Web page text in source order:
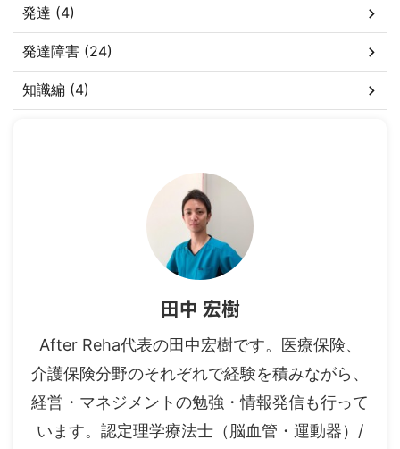
発達 (4)
発達障害 (24)
知識編 (4)
田中 宏樹
After Reha代表の田中宏樹です。医療保険、
介護保険分野のそれぞれで経験を積みながら、
経営・マネジメントの勉強・情報発信も行って
います。認定理学療法士（脳血管・運動器）/